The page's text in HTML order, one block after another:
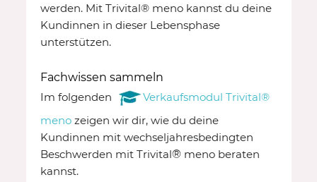
werden. Mit Trivital® meno kannst du deine
Kundinnen in dieser Lebensphase
unterstützen.
Fachwissen sammeln
Im folgenden
Verkaufsmodul Trivital®
menozeigen wir dir, wie du deine
Kundinnen mit wechseljahresbedingten
Beschwerden mit Trivital® meno beraten
kannst.